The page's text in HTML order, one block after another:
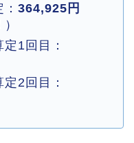
364,925円
）
1回目：
2回目：